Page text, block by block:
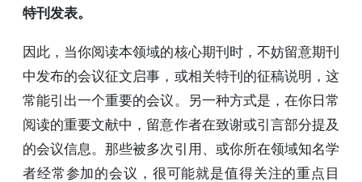
特刊发表。
因此，当你阅读本领域的核心期刊时，不妨留意期刊
中发布的会议征文启事，或相关特刊的征稿说明，这
常能引出一个重要的会议。另一种方式是，在你日常
阅读的重要文献中，留意作者在致谢或引言部分提及
的会议信息。那些被多次引用、或你所在领域知名学
者经常参加的会议，很可能就是值得关注的重点目